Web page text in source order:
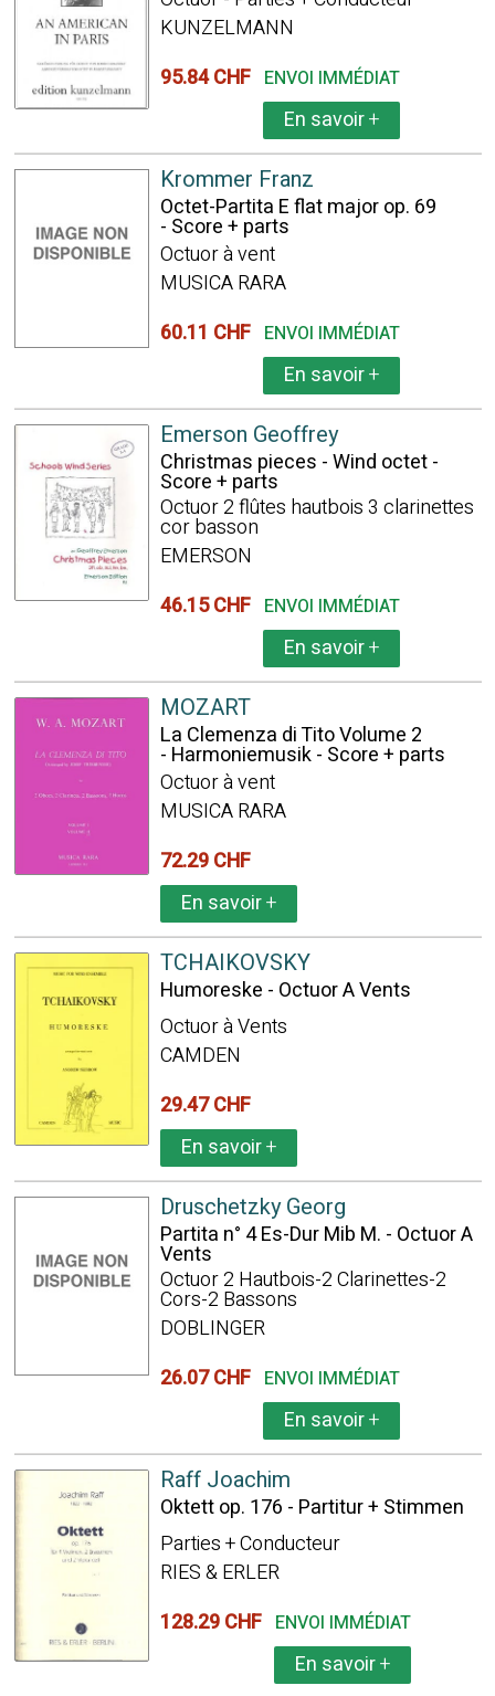
KUNZELMANN
95.84 CHF ENVOI IMMÉDIAT
En savoir+
Krommer Franz
Octet-Partita E flat major op. 69
- Score + parts
Octuor à vent
MUSICA RARA
60.11 CHF ENVOI IMMÉDIAT
En savoir+
Emerson Geoffrey
Christmas pieces - Wind octet -
Score + parts
Octuor 2 flûtes hautbois 3 clarinettes
cor basson
EMERSON
46.15 CHF ENVOI IMMÉDIAT
En savoir+
MOZART
La Clemenza di Tito Volume 2
- Harmoniemusik - Score + parts
Octuor à vent
MUSICA RARA
72.29 CHF
En savoir+
TCHAIKOVSKY
Humoreske - Octuor A Vents
Octuor à Vents
CAMDEN
29.47 CHF
En savoir+
Druschetzky Georg
Partita n° 4 Es-Dur Mib M. - Octuor A
Vents
Octuor 2 Hautbois-2 Clarinettes-2
Cors-2 Bassons
DOBLINGER
26.07 CHF ENVOI IMMÉDIAT
En savoir+
Raff Joachim
Oktett op. 176 - Partitur + Stimmen
Parties + Conducteur
RIES & ERLER
128.29 CHF ENVOI IMMÉDIAT
En savoir+